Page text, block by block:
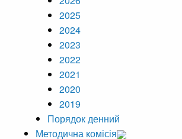
2025
2024
2023
2022
2021
2020
2019
Порядок денний
Методична комісія